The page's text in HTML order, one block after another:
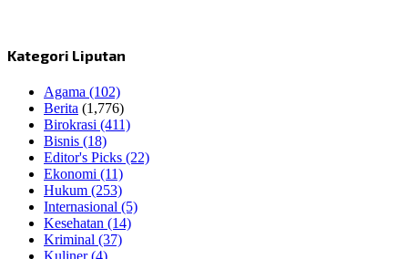
Kategori Liputan
Agama (102)
Berita (1,776)
Birokrasi (411)
Bisnis (18)
Editor's Picks (22)
Ekonomi (11)
Hukum (253)
Internasional (5)
Kesehatan (14)
Kriminal (37)
Kuliner(4)